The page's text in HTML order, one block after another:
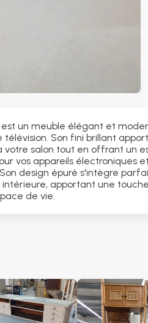
un meuble élégant et
Son fini brillant
votre salon tout en offrant un
vos appareils électroniques
design épuré s'intègre
apportant une
de vie.